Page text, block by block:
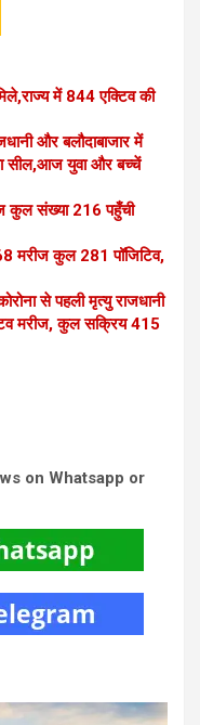
में 844 एक्टिव की
और बलौदाबाजार में
सील,आज युवा और बच्चें
कुल संख्या 216 पहुँची
कुल 281 पॉजिटिव,
से पहली मृत्यु राजधानी
मरीज, कुल सक्रिय 415
on Whatsapp or